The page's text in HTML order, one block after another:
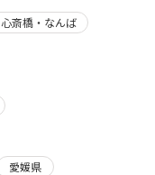
心斎橋・なんば
愛媛県